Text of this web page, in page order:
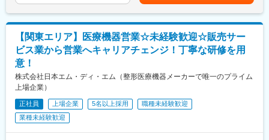
や、ビッグデータ分析による医療の質と収益の向上に向けた取り
組みも始めています。
変更の範囲：会社の定める業務
ご経験やスキルに応じ、以下業務を幅広くお任せします。
・月次／年次／連結決算業務
・財務会計および管理会計業務
・税務対応、監査法人対応
・経営層向けレポーティング資料作成
・業務フロー改善や各種規程整備
【関東エリア】医療機器営業☆未経験歓迎☆販売サー
ビス業から営業へキャリアチェンジ！丁寧な研修を用
意！
株式会社日本エム・ディ・エム（整形医療機器メーカーで唯一のプライム
上場企業）
正社員 上場企業 5名以上採用
職種未経験歓迎
業種未経験歓迎